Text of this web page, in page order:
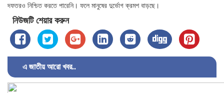
দফতরও নিশ্চিত করতে পারেনি। ফলে মানুষের দুর্ভোগ ক্রমশ বাড়ছে।
নিউজটি শেয়ার করুন
এ জাতীয় আরো খবর..